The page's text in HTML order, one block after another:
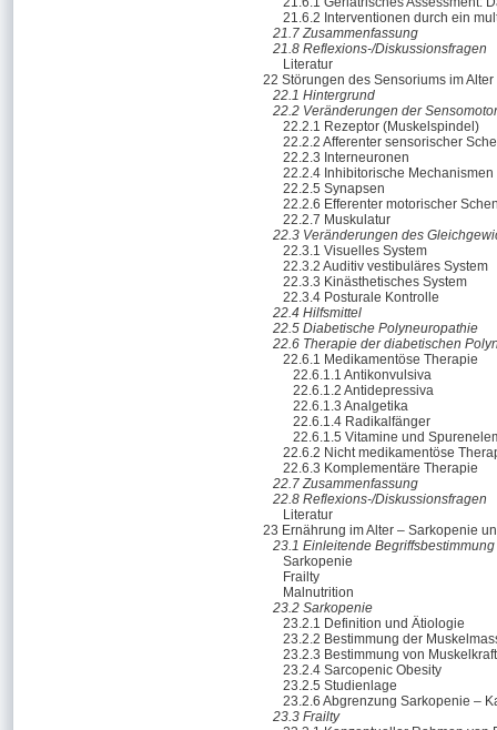
21.6.2 Interventionen durch ein
21.7 Zusammenfassung
21.8 Reflexions-/Diskussionsfragen
Literatur
22 Störungen des Sensoriums im Alter
22.1 Hintergrund
22.2 Veränderungen der
22.2.1 Rezeptor (Muskelspindel)
22.2.2 Afferenter sensorischer
22.2.3 Interneuronen
22.2.4 Inhibitorische Mechanismen
22.2.5 Synapsen
22.2.6 Efferenter motorischer
22.2.7 Muskulatur
22.3 Veränderungen des
22.3.1 Visuelles System
22.3.2 Auditiv vestibuläres System
22.3.3 Kinästhetisches System
22.3.4 Posturale Kontrolle
22.4 Hilfsmittel
22.5 Diabetische Polyneuropathie
22.6 Therapie der diabetischen
22.6.1 Medikamentöse Therapie
22.6.1.1 Antikonvulsiva
22.6.1.2 Antidepressiva
22.6.1.3 Analgetika
22.6.1.4 Radikalfänger
22.6.1.5 Vitamine und
22.6.2 Nicht medikamentöse
22.6.3 Komplementäre Therapie
22.7 Zusammenfassung
22.8 Reflexions-/Diskussionsfragen
Literatur
23 Ernährung im Alter – Sarkopenie
23.1 Einleitende Begriffsbestimmung
Sarkopenie
Frailty
Malnutrition
23.2 Sarkopenie
23.2.1 Definition und Ätiologie
23.2.2 Bestimmung der
23.2.3 Bestimmung von
23.2.4 Sarcopenic Obesity
23.2.5 Studienlage
23.2.6 Abgrenzung Sarkopenie –
23.3 Frailty